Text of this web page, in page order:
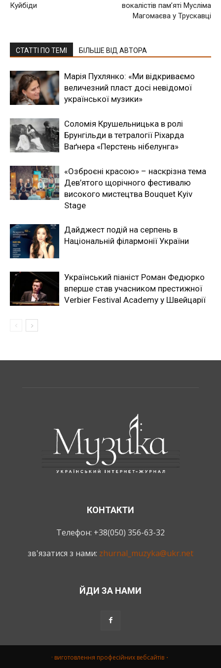
Куйбіди
вокалістів пам’яті Мусліма
Магомаєва у Трускавці
СТАТТІ ПО ТЕМІ БІЛЬШЕ ВІД АВТОРА
Марія Пухлянко: «Ми відкриваємо
величезний пласт досі невідомої
української музики»
Соломія Крушельницька в ролі
Брунгільди в тетралогії Ріхарда
Ваґнера «Перстень нібелунга»
«Озброєні красою» – наскрізна тема
Дев’ятого щорічного фестивалю
високого мистецтва Bouquet Kyiv
Stage
Дайджест подій на серпень в
Національній філармонії України
Український піаніст Роман Федюрко
вперше став учасником престижної
Verbier Festival Academy у Швейцарії
КОНТАКТИ
Телефон: +38(050) 356-63-32
зв'язатися з нами: zhurnal_muzyka@ukr.net
ЙДИ ЗА НАМИ
· виготовлення професійних вебсайтів・